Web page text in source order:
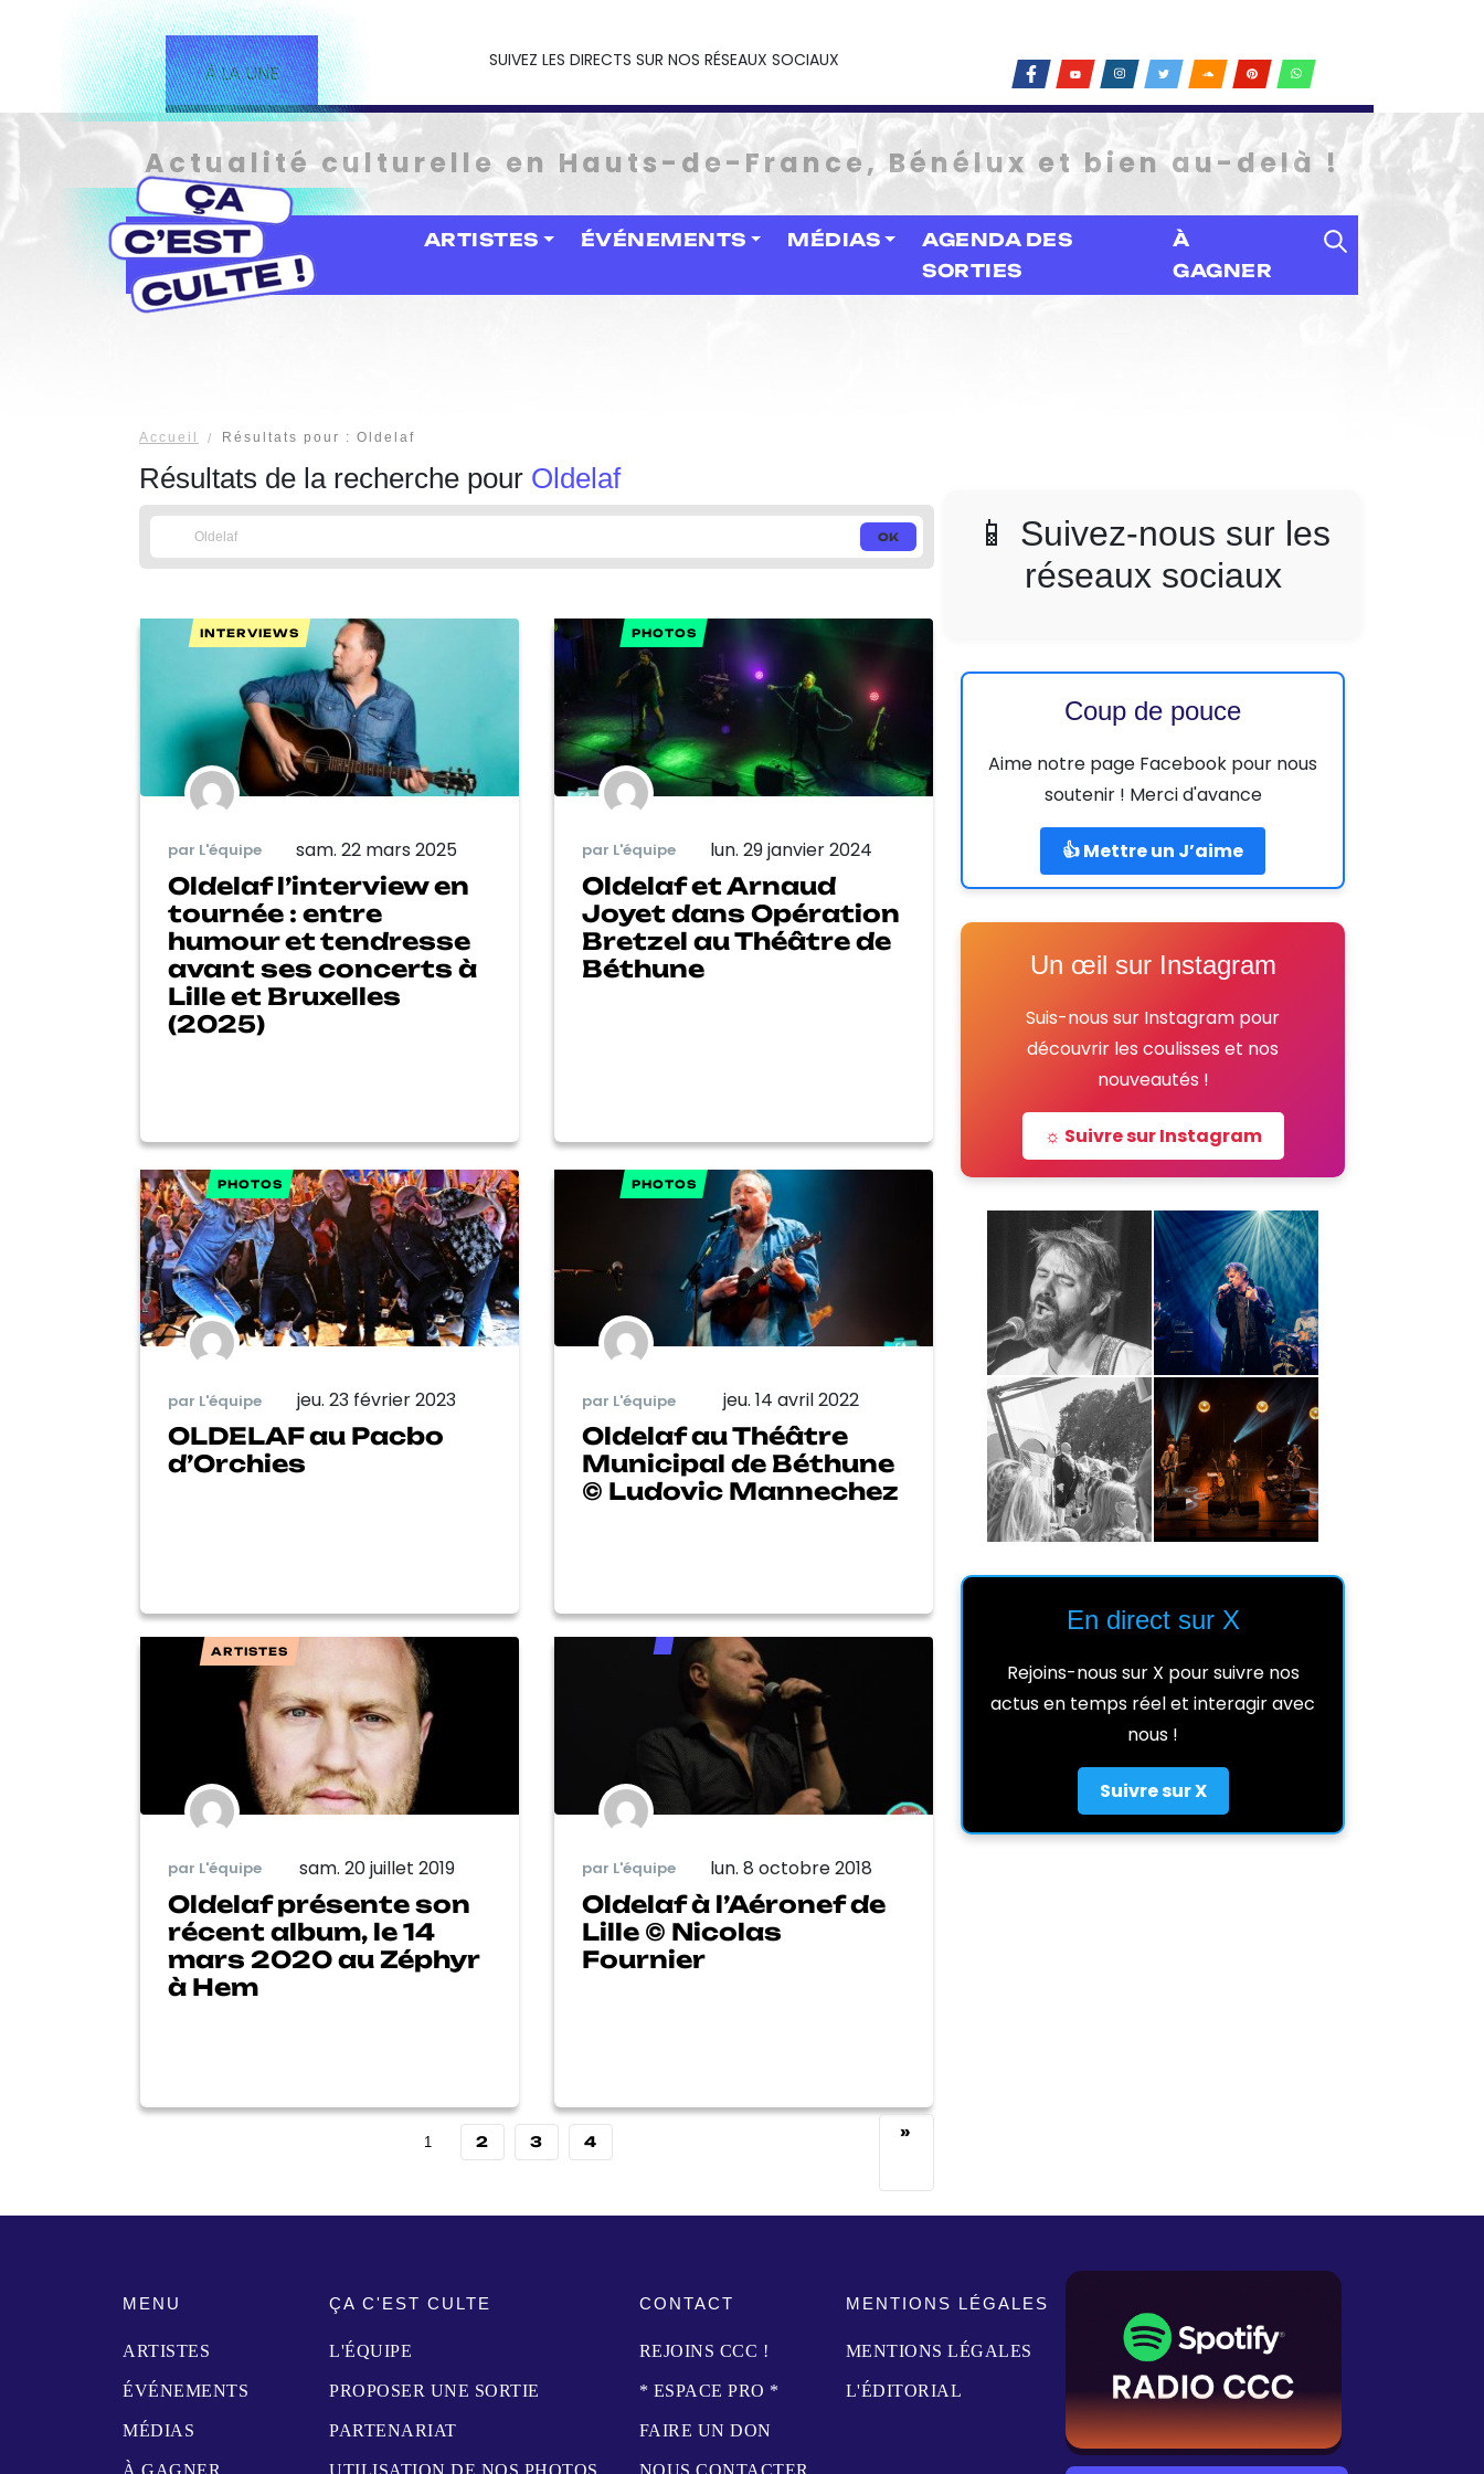
À LA UNE
SUIVEZ LES DIRECTS SUR NOS RÉSEAUX SOCIAUX
Actualité culturelle en Hauts-de-France, Bénélux et bien au-delà !
ARTISTES ÉVÉNEMENTS MÉDIAS
AGENDA DES
SORTIES
À
GAGNER
Accueil Résultats pour : Oldelaf
Résultats de la recherche pour Oldelaf
INTERVIEWS
par L'équipe sam. 22 mars 2025
Oldelaf l’interview en
tournée : entre
humour et tendresse
avant ses concerts à
Lille et Bruxelles
(2025)
PHOTOS
par L'équipe lun. 29 janvier 2024
Oldelaf et Arnaud
Joyet dans Opération
Bretzel au Théâtre de
Béthune
PHOTOS
par L'équipe jeu. 23 février 2023
OLDELAF au Pacbo
d’Orchies
PHOTOS
par L'équipe jeu. 14 avril 2022
Oldelaf au Théâtre
Municipal de Béthune
© Ludovic Mannechez
ARTISTES
par L'équipe sam. 20 juillet 2019
Oldelaf présente son
récent album, le 14
mars 2020 au Zéphyr
à Hem
par L'équipe lun. 8 octobre 2018
Oldelaf à l’Aéronef de
Lille © Nicolas
Fournier
1 2 3 4
»
📱 Suivez-nous sur les
réseaux sociaux
Coup de pouce
Aime notre page Facebook pour nous
soutenir ! Merci d'avance
👍 Mettre un J’aime
Un œil sur Instagram
Suis-nous sur Instagram pour
découvrir les coulisses et nos
nouveautés !
☼ Suivre sur Instagram
En direct sur X
Rejoins-nous sur X pour suivre nos
actus en temps réel et interagir avec
nous !
Suivre sur X
MENU
ARTISTES
ÉVÉNEMENTS
MÉDIAS
À GAGNER
ÇA C'EST CULTE
L'ÉQUIPE
PROPOSER UNE SORTIE
PARTENARIAT
UTILISATION DE NOS PHOTOS
CONTACT
REJOINS CCC !
* ESPACE PRO *
FAIRE UN DON
NOUS CONTACTER
MENTIONS LÉGALES
MENTIONS LÉGALES
L'ÉDITORIAL